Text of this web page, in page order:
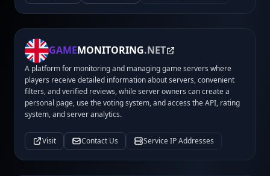
GAMEMONITORING.NET
A platform for monitoring and managing game servers where
players receive detailed information about servers, convenient
filters, and verified reviews, while server owners can create a
personal page, use the voting system, and access the API, rating
system, and server analytics.
Visit Contact Us Service IP Addresses